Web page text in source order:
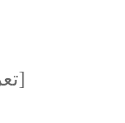
[72 تعريفات]